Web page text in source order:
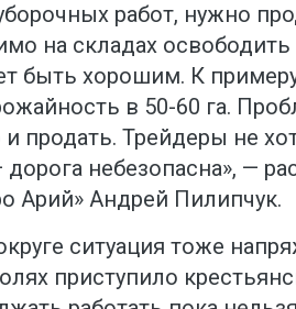
работ, нужно
на складах
быть хорошим. К
в 50-60 га.
продать. Трейдеры не
небезопасна», —
Арий» Андрей Пилипчук.
ситуация тоже
приступило